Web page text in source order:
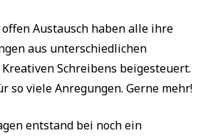
Austausch haben alle ihre
aus unterschiedlichen
Schreibens beigesteuert.
so viele Anregungen. Gerne mehr!
entstand bei noch ein